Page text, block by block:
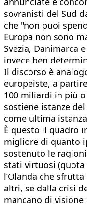
sovranisti del Sud
che "non puoi
Europa non sono
Svezia, Danimarca
invece ben
Il discorso è
europeiste, a
100 miliardi in più
sostiene istanze
come ultima
È questo il quadro
migliore di quanto
sostenuto le
stati virtuosi
l’Olanda che
altri, se dalla crisi
mancano di